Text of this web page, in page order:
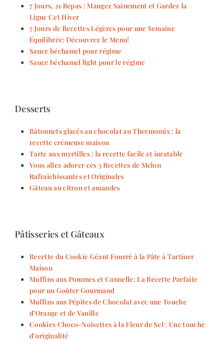
7 Jours, 21 Repas : Mangez Sainement et Gardez la
Ligne Cet Hiver
7 Jours de Recettes Légères pour une Semaine
Équilibrée: Découvrez le Menu!
Sauce béchamel pour régime
Sauce béchamel light pour le régime
Desserts
Bâtonnets glacés au chocolat au Thermomix : la
recette crémeuse maison
Tarte aux myrtilles : la recette facile et inratable
Vous allez adorer ces 3 Recettes de Melon
Rafraîchissantes et Originales
Gâteau au citron et amandes
Pâtisseries et Gâteaux
Recette du Cookie Géant Fourré à la Pâte à Tartiner
Maison
Muffins aux Pommes et Cannelle: La Recette Parfaite
pour un Goûter Gourmand
Muffins aux Pépites de Chocolat avec une Touche
d’Orange et de Vanille
Cookies Choco-Noisettes à la Fleur de Sel : Une touche
d’originalité